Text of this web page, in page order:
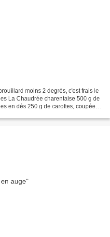
moins 2 degrés, c'est frais le
La Chaudrée charentaise 500 g de
en dés 250 g de carottes, coupées